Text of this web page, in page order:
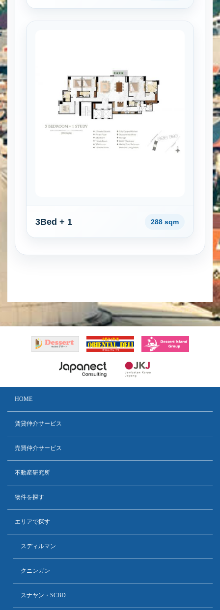
3Bed + 1 288 sqm
HOME
賃貸仲介サービス
売買仲介サービス
不動産研究所
物件を探す
エリアで探す
スディルマン
クニンガン
スナヤン・SCBD